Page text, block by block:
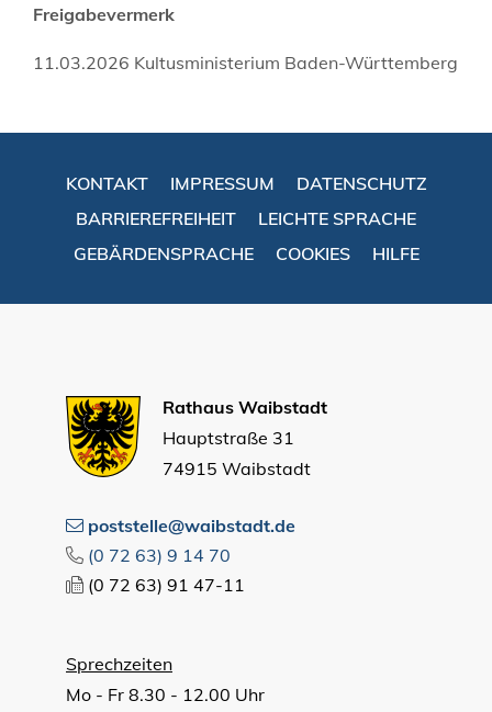
Freigabevermerk
11.03.2026 Kultusministerium Baden-Württemberg
KONTAKT IMPRESSUM
DATENSCHUTZ
BARRIEREFREIHEIT
LEICHTE SPRACHE
GEBÄRDENSPRACHE
COOKIES HILFE
Rathaus Waibstadt
Hauptstraße 31
74915 Waibstadt
poststelle@waibstadt.de
(0 72 63) 9 14 70
(0 72 63) 91 47-11
Sprechzeiten
Mo - Fr 8.30 - 12.00 Uhr